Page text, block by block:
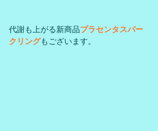
代謝も上がる新商品プラセンタスパー
クリングもございます。